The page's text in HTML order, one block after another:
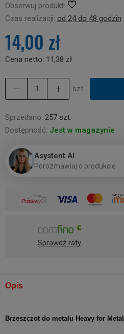
Obserwuj produkt:
Czas realizacji: od 24 do 48 godzin
14,00 zł
Cena netto: 11,38 zł
szt.
Sprzedano: 257 szt.
Dostępność: Jest w magazynie
Asystent AI
Porozmawiaj o produkcie
Sprawdź raty
Opis
Brzeszczot do metalu Heavy for Metal